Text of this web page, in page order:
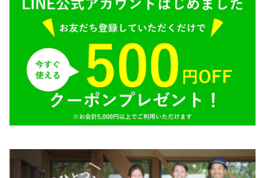
SONY（ソニー）
SIGMA（シグマ）
Tokina（トキナー）
TAMRON（タムロン）
K&F（ケーアンドエフ）
AR（コニカ）
O（その他）